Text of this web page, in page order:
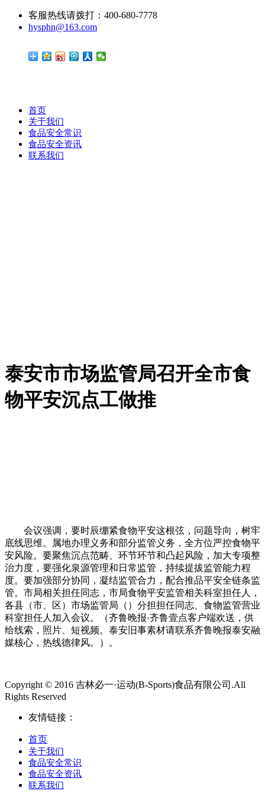
客服热线请拨打：400-680-7778
hysphn@163.com
首页
关于我们
食品安全常识
食品安全资讯
联系我们
泰安市市场监管局召开全市食
物平安沉点工做推
会议强调，要时辰绷紧食物平安这根弦，问题导向，树牢
底线思维。属地办理义务和部分监管义务，全方位严控食物平
安风险。要聚焦沉点范畴、环节环节和凸起风险，加大专项整
治力度，要强化泉源管理和日常监管，持续提拔监管能力程
度。要加强部分协同，凝结监管合力，配合推品平安全链条监
管。市局相关担任同志，市局食物平安监管相关科室担任人，
各县（市、区）市场监管局（）分担担任同志、食物监管营业
科室担任人加入会议。（齐鲁晚报·齐鲁壹点客户端欢送，供
给线索，照片、短视频。泰安旧事素材请联系齐鲁晚报泰安融
媒核心，热线德律风。）。
Copyright © 2016 吉林必一·运动(B-Sports)食品有限公司.All
Rights Reserved
友情链接：
首页
关于我们
食品安全常识
食品安全资讯
联系我们